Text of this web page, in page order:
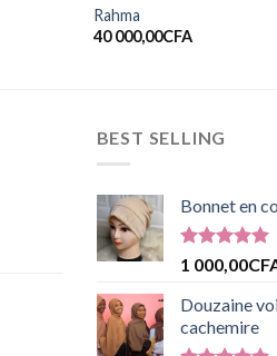
Rahma
40 000,00CFA
BEST SELLING
Bonnet en
Note5.00
1 000,00
Douzaine
cachemire